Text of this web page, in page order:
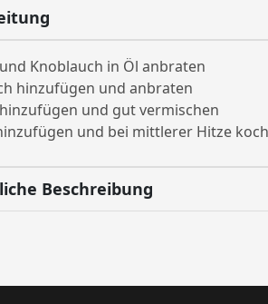
Knoblauch in Öl anbraten
hinzufügen und anbraten
und gut vermischen
und bei mittlerer Hitze
Beschreibung